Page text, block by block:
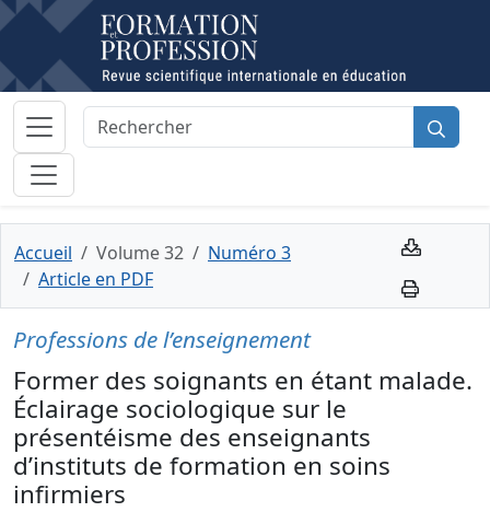
Accueil Volume 32
Numéro 3
Article en PDF
Professions de l’enseignement
Former des soignants en étant malade.
Éclairage sociologique sur le
présentéisme des enseignants
d’instituts de formation en soins
infirmiers